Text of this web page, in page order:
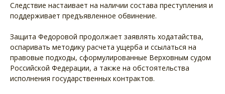
Следствие настаивает на наличии состава преступления и
поддерживает предъявленное обвинение.
Защита Федоровой продолжает заявлять ходатайства,
оспаривать методику расчета ущерба и ссылаться на
правовые подходы, сформулированные Верховным судом
Российской Федерации, а также на обстоятельства
исполнения государственных контрактов.